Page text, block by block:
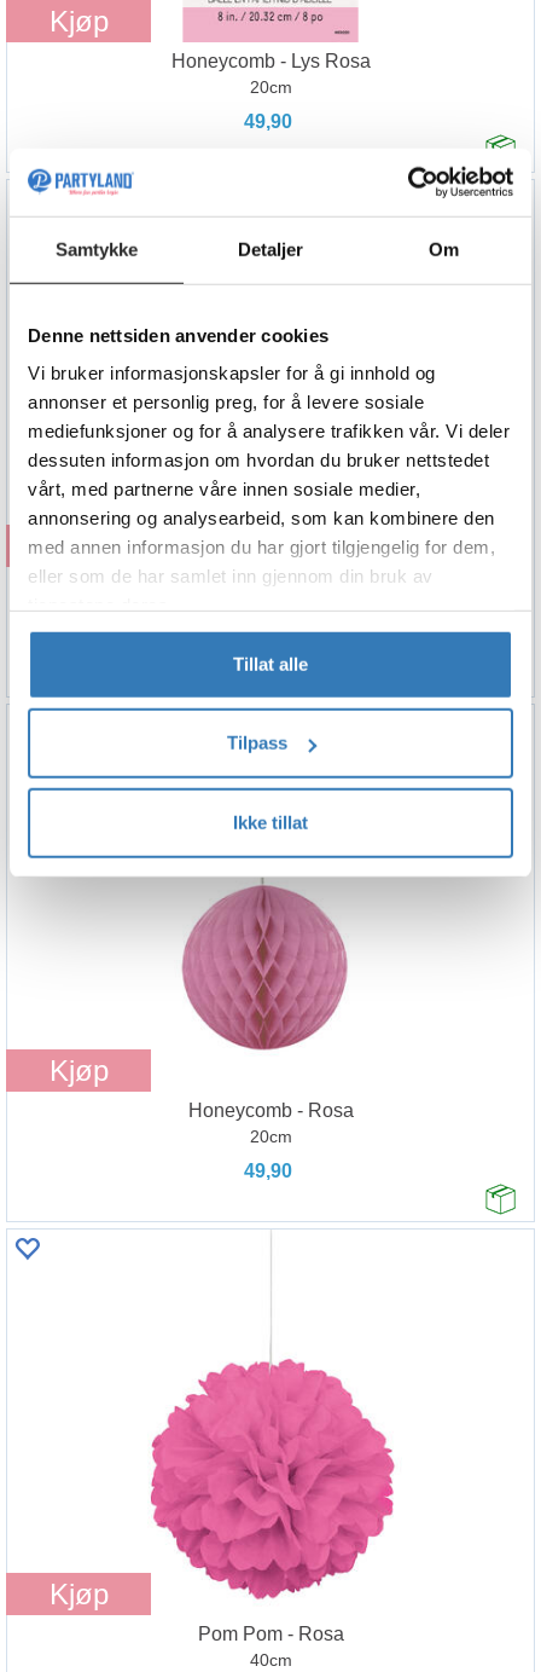
Samtykke Detaljer Om
Denne nettsiden anvender cookies
Vi bruker informasjonskapsler for å gi innhold og
annonser et personlig preg, for å levere sosiale
mediefunksjoner og for å analysere trafikken vår. Vi deler
dessuten informasjon om hvordan du bruker nettstedet
vårt, med partnerne våre innen sosiale medier,
annonsering og analysearbeid, som kan kombinere den
med annen informasjon du har gjort tilgjengelig for dem,
eller som de har samlet inn gjennom din bruk av
Tillat alle
Tilpass
Ikke tillat
Kjøp
Honeycomb - Lys Rosa
20cm
49,90
Kjøp
Girlander med Honeycombs - Rosa
214cm
Kjøp
Honeycomb - Rosa
20cm
49,90
Kjøp
Pom Pom - Rosa
40cm